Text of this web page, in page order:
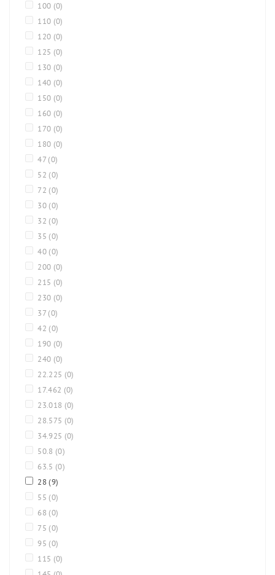
100 (0)
110 (0)
120 (0)
125 (0)
130 (0)
140 (0)
150 (0)
160 (0)
170 (0)
180 (0)
47 (0)
52 (0)
72 (0)
30 (0)
32 (0)
35 (0)
40 (0)
200 (0)
215 (0)
230 (0)
37 (0)
42 (0)
190 (0)
240 (0)
22.225 (0)
17.462 (0)
23.018 (0)
28.575 (0)
34.925 (0)
50.8 (0)
63.5 (0)
28(9)
55 (0)
68 (0)
75 (0)
95 (0)
115 (0)